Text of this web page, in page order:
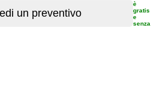
è
gratis
e
senza